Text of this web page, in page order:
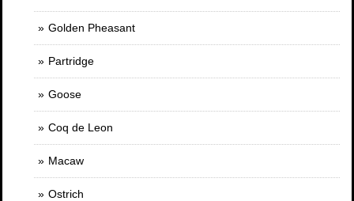
Golden Pheasant
Partridge
Goose
Coq de Leon
Macaw
Ostrich